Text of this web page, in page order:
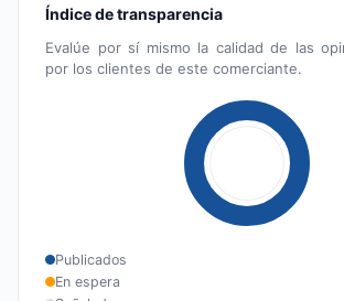
Índice de transparencia
Evalúe por sí mismo la calidad de las
por los clientes de este comerciante.
Publicados
En espera